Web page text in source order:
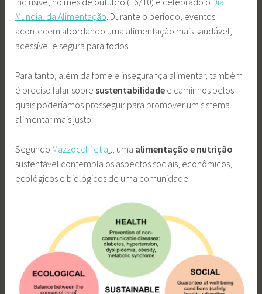
Mundial da Alimentação. Durante o período, eventos
acontecem abordando uma alimentação mais saudável,
acessível e segura para todos.
Para tanto, além da fome e insegurança alimentar, também
é preciso falar sobresustentabilidade e caminhos pelos
quais poderíamos prosseguir para promover um sistema
alimentar mais justo.
Segundo Mazzocchi et al ., uma alimentação e nutrição
sustentável contempla os aspectos sociais, econômicos,
ecológicos e biológicos de uma comunidade.